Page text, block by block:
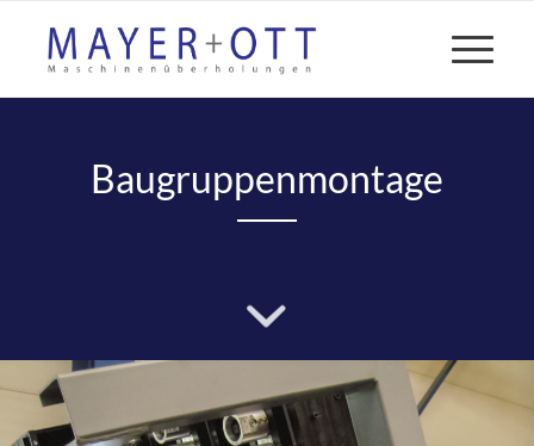
Baugruppenmontage